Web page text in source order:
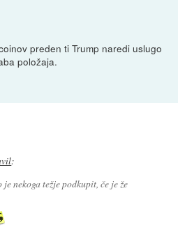
preden ti Trump naredi uslugo
položaja.
:
nekoga težje podkupit, če je že